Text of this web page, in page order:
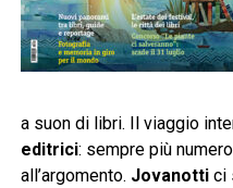
a suon di libri. Il viaggio
editrici: sempre più
all’argomento. Jovanottici